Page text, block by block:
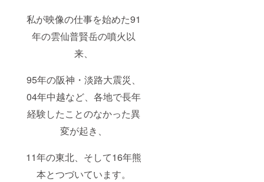
私が映像の仕事を始めた91
年の雲仙普賢岳の噴火以
来、
95年の阪神・淡路大震災、
04年中越など、各地で長年
経験したことのなかった異
変が起き、
11年の東北、そして16年熊
本とつづいています。